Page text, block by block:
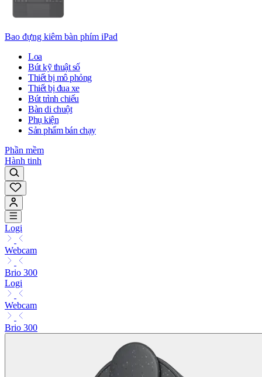
Bao đựng kiêm bàn phím iPad
Loa
Bút kỹ thuật số
Thiết bị mô phỏng
Thiết bị đua xe
Bút trình chiếu
Bàn di chuột
Phụ kiện
Sản phẩm bán chạy
Phần mềm
Hành tinh
Logi
Webcam
Brio 300
Logi
Webcam
Brio 300